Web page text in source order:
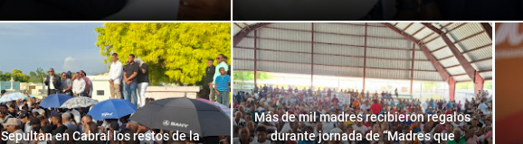
Sepultan en Cabral los restos de la
Más de mil madres recibieron regalos
durante jornada de “Madres que